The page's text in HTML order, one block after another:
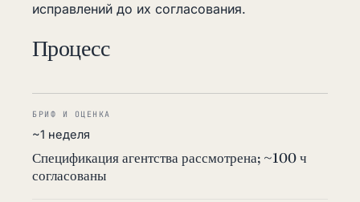
исправлений до их согласования.
Процесс
БРИФ И ОЦЕНКА
~1 неделя
Спецификация агентства рассмотрена; ~100 ч
согласованы